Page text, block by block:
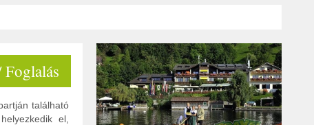
található
el,